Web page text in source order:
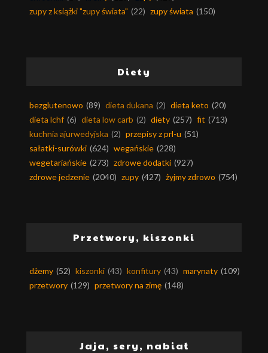
zupy z książki "zupy świata" (22) zupy świata (150)
Diety
bezglutenowo (89) dieta dukana (2) dieta keto (20)
dieta lchf (6) dieta low carb (2) diety (257) fit (713)
kuchnia ajurwedyjska (2) przepisy z prl-u (51)
sałatki-surówki (624) wegańskie (228)
wegetariańskie (273) zdrowe dodatki (927)
zdrowe jedzenie (2040) zupy (427) żyjmy zdrowo (754)
Przetwory, kiszonki
dżemy (52) kiszonki (43) konfitury (43) marynaty (109)
przetwory (129) przetwory na zimę (148)
Jaja, sery, nabiał